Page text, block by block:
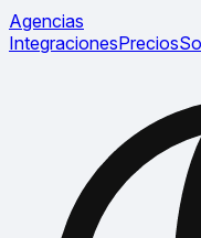
Agencias
IntegracionesPrecios